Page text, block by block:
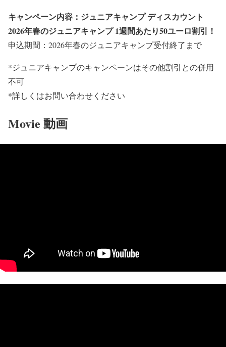
キャンペーン内容：ジュニアキャンプ ディスカウント
2026年春のジュニアキャンプ 1週間あたり50ユーロ割引！
申込期間：2026年春のジュニアキャンプ受付終了まで
*ジュニアキャンプのキャンペーンはその他割引との併用
不可
*詳しくはお問い合わせください
Movie 動画